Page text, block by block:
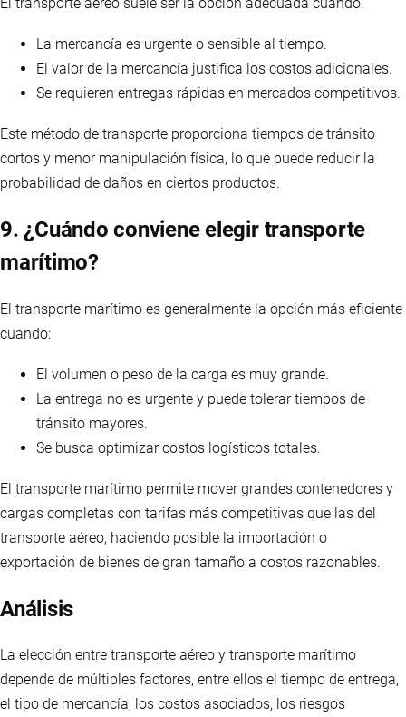
La mercancía es urgente o sensible al tiempo.
El valor de la mercancía justifica los costos adicionales.
Se requieren entregas rápidas en mercados competitivos.
Este método de transporte proporciona tiempos de tránsito
cortos y menor manipulación física, lo que puede reducir la
probabilidad de daños en ciertos productos.
9. ¿Cuándo conviene elegir transporte
marítimo?
El transporte marítimo es generalmente la opción más eficiente
cuando:
El volumen o peso de la carga es muy grande.
La entrega no es urgente y puede tolerar tiempos de
tránsito mayores.
Se busca optimizar costos logísticos totales.
El transporte marítimo permite mover grandes contenedores y
cargas completas con tarifas más competitivas que las del
transporte aéreo, haciendo posible la importación o
exportación de bienes de gran tamaño a costos razonables.
Análisis
La elección entre transporte aéreo y transporte marítimo
depende de múltiples factores, entre ellos el tiempo de entrega,
el tipo de mercancía, los costos asociados, los riesgos